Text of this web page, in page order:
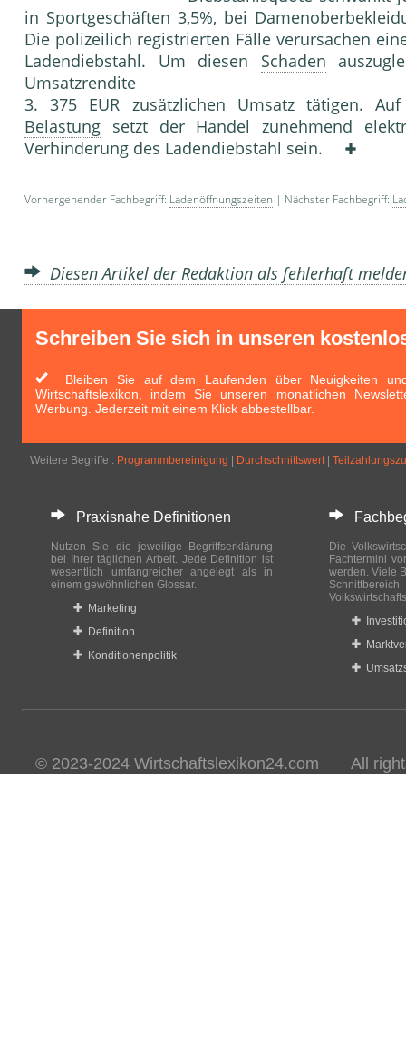
in Sportge­schäften 3,5%, bei
Die polizeilich registrierten Fälle verursa­chen
Ladendiebstahl. Um diesen Schaden
Umsatzrendite
3. 375 EUR zusätzlichen Umsatz tätigen.
Belastung setzt der Handel zunehmend
Verhinderung des Ladendiebstahl sein.
Vorhergehender Fachbegriff: Ladenöffnungszeiten | Nächster Fachbegriff:
Diesen Artikel der Redaktion als fehlerhaft
Schreiben Sie sich in unseren
Bleiben Sie auf dem Laufenden über Neuigkeiten
Wirtschaftslexikon, indem Sie unseren monatlichen
Werbung. Jederzeit mit einem Klick abbestellbar.
Weitere Begriffe : Programmbereinigung Durchschnittswert|
Praxisnahe Definitionen
Nutzen Sie die jeweilige Begriffserklärung
bei Ihrer täglichen Arbeit. Jede Definition ist
wesentlich umfangreicher angelegt als in
einem gewöhnlichen Glossar.
Marketing
Definition
Konditionenpolitik
Die
Fachtermini
werden. Viele
© 2023-2024 Wirtschaftslexikon24.com All